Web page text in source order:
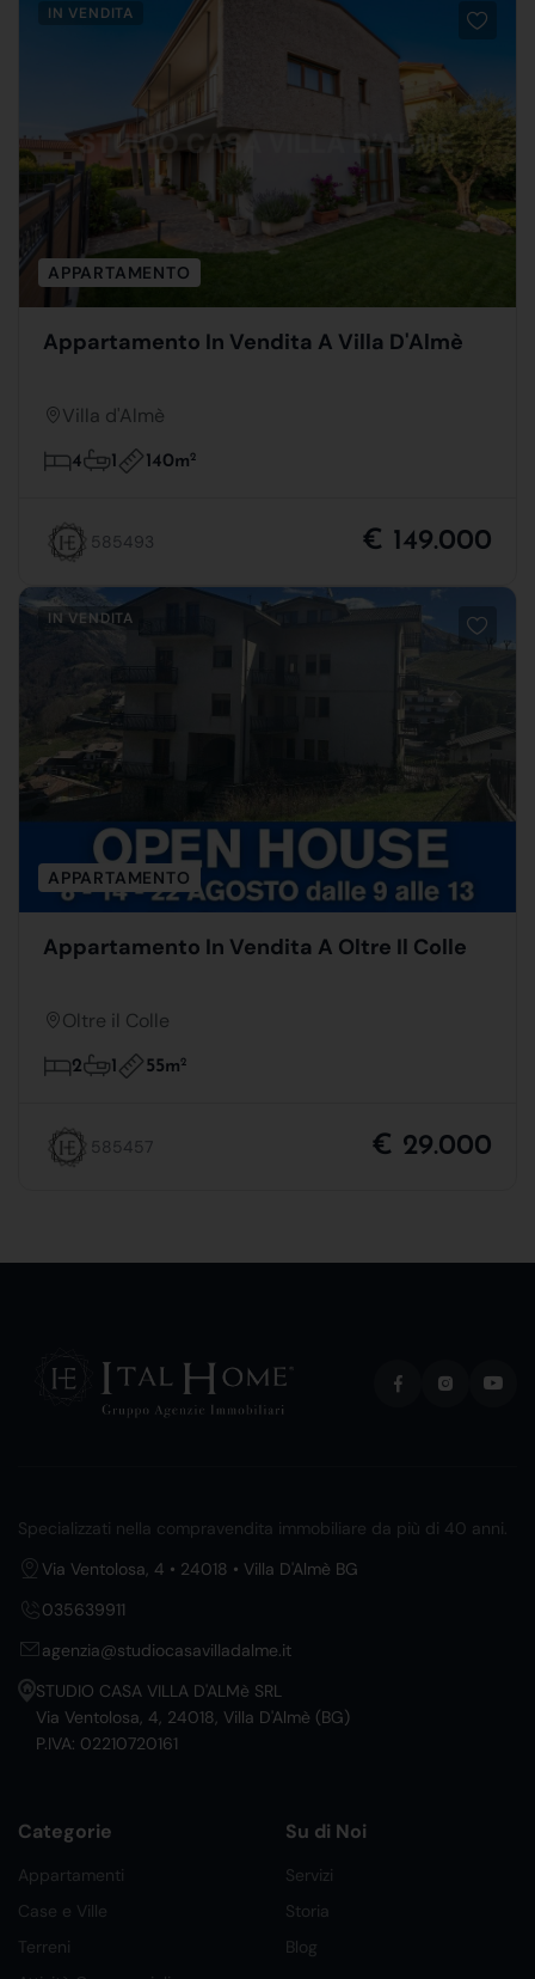
IN VENDITA
APPARTAMENTO
Appartamento In Vendita A Villa D'Almè
Villa d'Almè
4 1 140m2
585493 € 149.000
IN VENDITA
APPARTAMENTO
Appartamento In Vendita A Oltre Il Colle
Oltre il Colle
2 1 55m2
585457 € 29.000
Specializzati nella compravendita immobiliare da più di 40 anni.
Via Ventolosa, 4 • 24018 • Villa D'Almè BG
035639911
agenzia@studiocasavilladalme.it
STUDIO CASA VILLA D'ALMè SRL
Via Ventolosa, 4, 24018, Villa D'Almè (BG)
P.IVA: 02210720161
Categorie
Appartamenti
Case e Ville
Terreni
Su di Noi
Servizi
Storia
Blog